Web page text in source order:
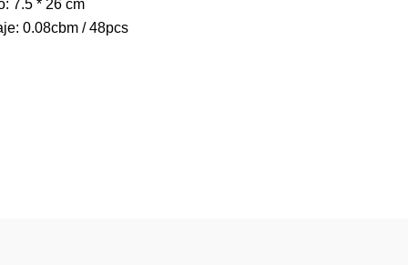
7.5 * 26 cm
0.08cbm / 48pcs